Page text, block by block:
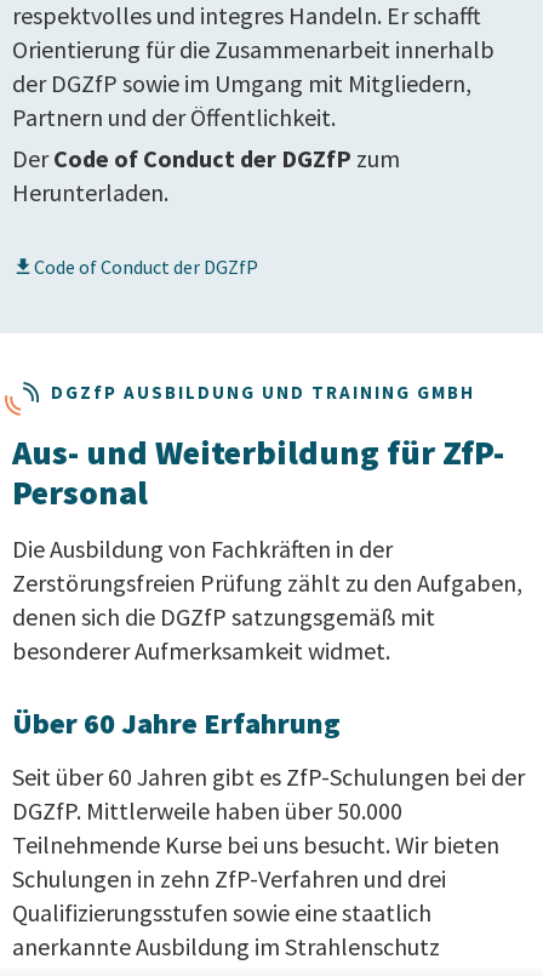
respektvolles und integres Handeln. Er schafft
Orientierung für die Zusammenarbeit innerhalb
der DGZfP sowie im Umgang mit Mitgliedern,
Partnern und der Öffentlichkeit.
DerCode of Conduct der DGZfP zum
Herunterladen.
Code of Conduct der DGZfP
DGZfP AUSBILDUNG UND TRAINING GMBH
Aus- und Weiterbildung für ZfP-
Personal
Die Ausbildung von Fachkräften in der
Zerstörungsfreien Prüfung zählt zu den Aufgaben,
denen sich die DGZfP satzungsgemäß mit
besonderer Aufmerksamkeit widmet.
Über 60 Jahre Erfahrung
Seit über 60 Jahren gibt es ZfP-Schulungen bei der
DGZfP. Mittlerweile haben über 50.000
Teilnehmende Kurse bei uns besucht. Wir bieten
Schulungen in zehn ZfP-Verfahren und drei
Qualifizierungsstufen sowie eine staatlich
anerkannte Ausbildung im Strahlenschutz